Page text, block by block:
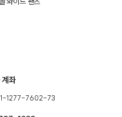
좌
1277-7602-73